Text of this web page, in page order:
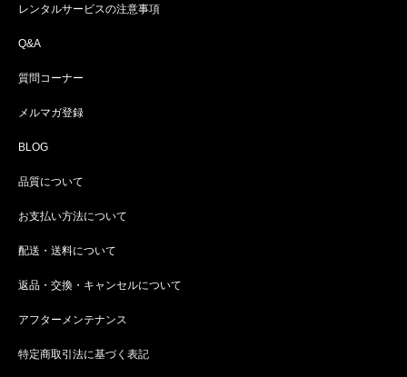
レンタルサービスの注意事項
Q&A
質問コーナー
メルマガ登録
BLOG
品質について
お支払い方法について
配送・送料について
返品・交換・キャンセルについて
アフターメンテナンス
特定商取引法に基づく表記